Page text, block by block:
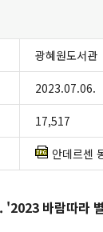
광혜원도서관
2023.07.06.
17,517
안데르센
'2023 바람따라